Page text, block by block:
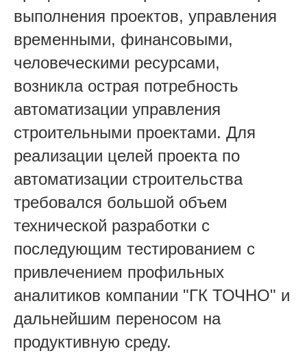
выполнения проектов, управления
временными, финансовыми,
человеческими ресурсами,
возникла острая потребность
автоматизации управления
строительными проектами. Для
реализации целей проекта по
автоматизации строительства
требовался большой объем
технической разработки с
последующим тестированием с
привлечением профильных
аналитиков компании "ГК ТОЧНО" и
дальнейшим переносом на
продуктивную среду.